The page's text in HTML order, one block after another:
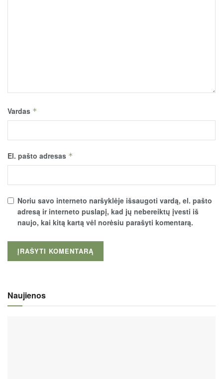
Vardas *
El. pašto adresas *
Noriu savo interneto naršyklėje išsaugoti vardą, el. pašto
adresą ir interneto puslapį, kad jų nebereiktų įvesti iš
naujo, kai kitą kartą vėl norėsiu parašyti komentarą.
Naujienos